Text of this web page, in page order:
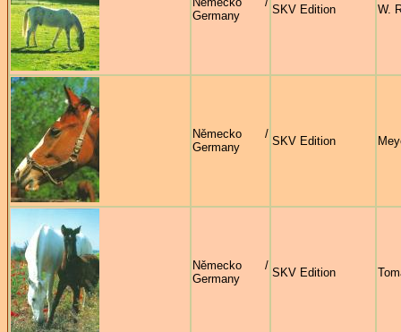
Germany
SKV Edition W.
Německo /
Germany
SKV Edition
Německo /
Germany
SKV Edition